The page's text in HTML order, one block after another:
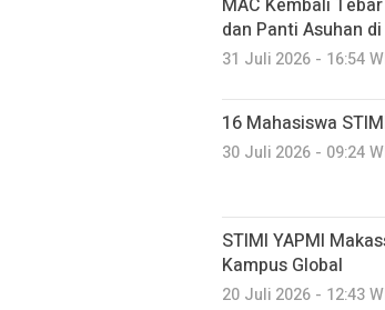
MAC Kembali
dan Panti Asuhan
31 Juli 2026 - 16:54
16 Mahasiswa
30 Juli 2026 - 09:24
STIMI YAPMI
Kampus Global
20 Juli 2026 - 12:43